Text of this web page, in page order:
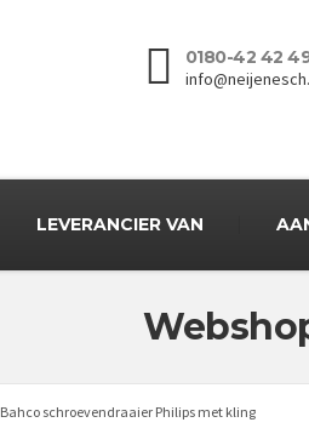
0180-42 42
LEVERANCIER VAN
Bahco schroevendraaier Philips met kling